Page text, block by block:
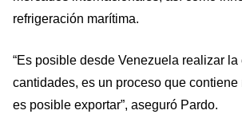
refrigeración marítima.
“Es posible desde Venezuela realizar
cantidades, es un proceso que
es posible exportar”, aseguró Pardo.